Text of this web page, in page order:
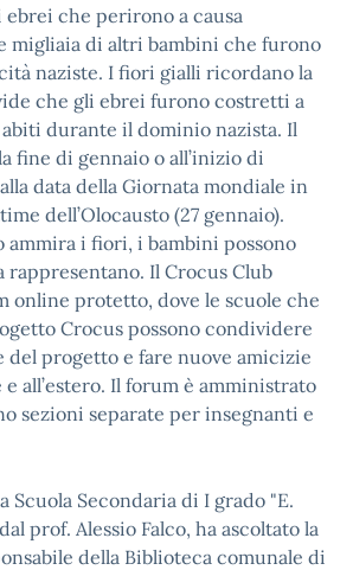
che perirono a causa
migliaia di altri bambini che furono
naziste. I fiori gialli ricordano la
che gli ebrei furono costretti a
durante il dominio nazista. Il
fine di gennaio o all’inizio di
data della Giornata mondiale in
dell’Olocausto (27 gennaio).
ammira i fiori, i bambini possono
rappresentano. Il Crocus Club
online protetto, dove le scuole che
Crocus possono condividere
del progetto e fare nuove amicizie
all’estero. Il forum è amministrato
sezioni separate per insegnanti e
Scuola Secondaria di I grado "E.
prof. Alessio Falco, ha ascoltato la
della Biblioteca comunale di